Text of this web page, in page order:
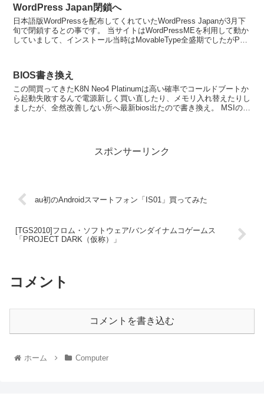
WordPress Japan閉鎖へ
日本語版WordPressを配布してくれていたWordPress Japanが3月下
旬で閉鎖するとの事です。 当サイトはWordPressMEを利用して動か
していまして、インストール当時はMovableType全盛期でしたがPHP
BIOS書き換え
この間買ってきたK8N Neo4 Platinumは高い確率でコールドブートか
ら起動失敗するんで電源新しく買い直したり、メモリ入れ替えたりし
ましたが、全然改善しない所へ最新bios出たので書き換え。 MSIのマ
スポンサーリンク
au初のAndroidスマートフォン「IS01」買ってみた
[TGS2010]フロム・ソフトウェア/バンダイナムコゲームス
「PROJECT DARK（仮称）」
コメント
コメントを書き込む
ホーム Computer